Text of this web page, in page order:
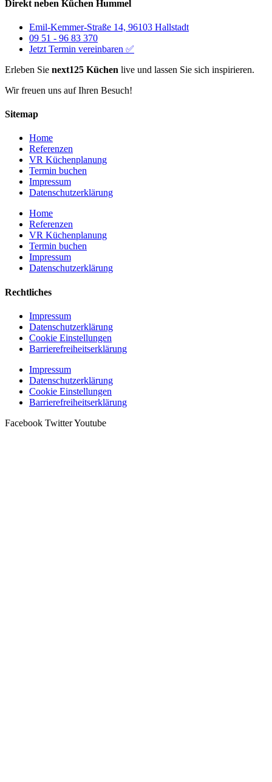
Direkt neben Küchen Hummel
Emil-Kemmer-Straße 14, 96103 Hallstadt
09 51 - 96 83 370
Jetzt Termin vereinbaren ✅
Erleben Sie next125 Küchen live und lassen Sie sich inspirieren.
Wir freuen uns auf Ihren Besuch!
Sitemap
Home
Referenzen
VR Küchenplanung
Termin buchen
Impressum
Datenschutzerklärung
Home
Referenzen
VR Küchenplanung
Termin buchen
Impressum
Datenschutzerklärung
Rechtliches
Impressum
Datenschutzerklärung
Cookie Einstellungen
Barrierefreiheitserklärung
Impressum
Datenschutzerklärung
Cookie Einstellungen
Barrierefreiheitserklärung
Facebook TwitterYoutube